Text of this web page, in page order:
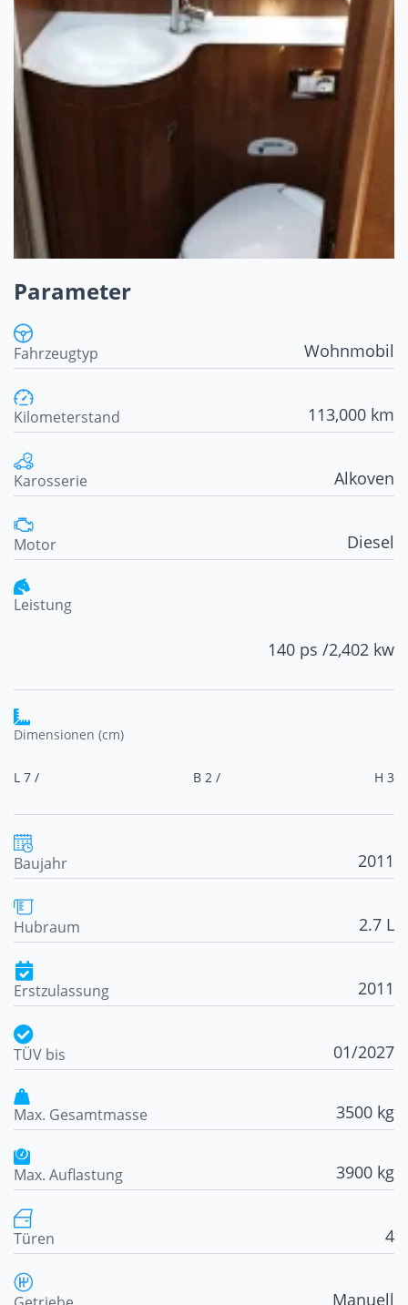
Parameter
Fahrzeugtyp Wohnmobil
Kilometerstand 113,000 km
Karosserie Alkoven
Motor Diesel
Leistung
140 ps /2,402 kw
Dimensionen (cm)
L 7 / B 2 / H 3
Baujahr 2011
Hubraum 2.7 L
Erstzulassung 2011
TÜV bis 01/2027
Max. Gesamtmasse 3500 kg
Max. Auflastung 3900 kg
Türen 4
Manuell